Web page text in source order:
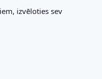
izvēloties sev